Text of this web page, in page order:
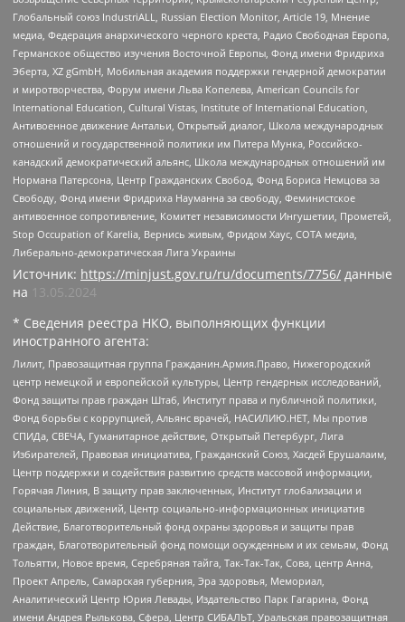
Глобальный союз IndustriALL, Russian Election Monitor, Article 19, Мнение
медиа, Федерация анархического черного креста, Радио Свободная Европа,
Германское общество изучения Восточной Европы, Фонд имени Фридриха
Эберта, XZ gGmbH, Мобильная академия поддержки гендерной демократии
и миротворчества, Форум имени Льва Копелева, American Councils for
International Education, Cultural Vistas, Institute of International Education,
Антивоенное движение Антальи, Открытый диалог, Школа международных
отношений и государственной политики им Питера Мунка, Российско-
канадский демократический альянс, Школа международных отношений им
Нормана Патерсона, Центр Гражданских Свобод, Фонд Бориса Немцова за
Свободу, Фонд имени Фридриха Науманна за свободу, Феминистское
антивоенное сопротивление, Комитет независимости Ингушетии, Прометей,
Stop Occupation of Karelia, Вернись живым, Фридом Хаус, СОТА медиа,
Либерально-демократическая Лига Украины
Источник: https://minjust.gov.ru/ru/documents/7756/ данные
на
13.05.2024
* Сведения реестра НКО, выполняющих функции
иностранного агента:
Лилит, Правозащитная группа Гражданин.Армия.Право, Нижегородский
центр немецкой и европейской культуры, Центр гендерных исследований,
Фонд защиты прав граждан Штаб, Институт права и публичной политики,
Фонд борьбы с коррупцией, Альянс врачей, НАСИЛИЮ.НЕТ, Мы против
СПИДа, СВЕЧА, Гуманитарное действие, Открытый Петербург, Лига
Избирателей, Правовая инициатива, Гражданский Союз, Хасдей Ерушалаим,
Центр поддержки и содействия развитию средств массовой информации,
Горячая Линия, В защиту прав заключенных, Институт глобализации и
социальных движений, Центр социально-информационных инициатив
Действие, Благотворительный фонд охраны здоровья и защиты прав
граждан, Благотворительный фонд помощи осужденным и их семьям, Фонд
Тольятти, Новое время, Серебряная тайга, Так-Так-Так, Сова, центр Анна,
Проект Апрель, Самарская губерния, Эра здоровья, Мемориал,
Аналитический Центр Юрия Левады, Издательство Парк Гагарина, Фонд
имени Андрея Рылькова, Сфера, Центр СИБАЛЬТ, Уральская правозащитная